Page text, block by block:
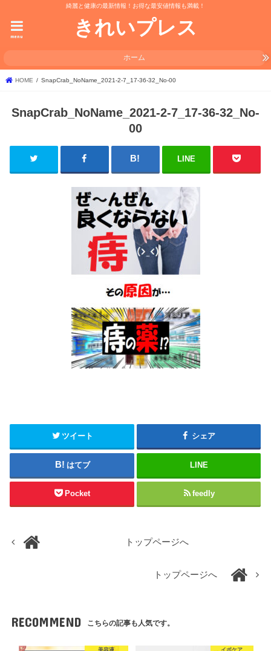
綺麗と健康の最新情報！お得な最安値情報も満載！
きれいプレス
menu
ホーム
HOME SnapCrab_NoName_2021-2-7_17-36-32_No-00
SnapCrab_NoName_2021-2-7_17-36-32_No-
00
LINE
ツイート シェア
はてブ LINE
Pocket feedly
トップページへ
トップページへ
RECOMMEND こちらの記事も人気です。
美容液 イボケア